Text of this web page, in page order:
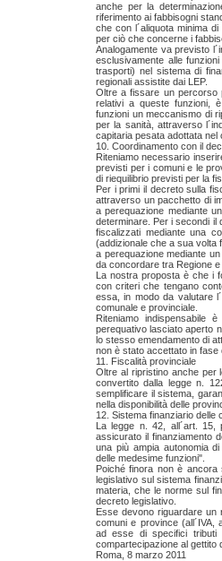
anche per la
riferimento ai fabbisogni
che con l´aliquota minima
per ciò che concerne i
Analogamente va previsto
esclusivamente alle
trasporti) nel sistema di
regionali assistite dai LEP.
Oltre a fissare un percorso
relativi a queste funzioni,
funzioni un meccanismo di
per la sanità, attraverso
capitaria pesata adottata nel
10. Coordinamento con il
Riteniamo necessario
previsti per i comuni e le
di riequilibrio previsti per la
Per i primi il decreto sulla
attraverso un pacchetto di
a perequazione mediante
determinare. Per i secondi il
fiscalizzati mediante una
(addizionale che a sua volta
a perequazione mediante
da concordare tra Regione
La nostra proposta è che i
con criteri che tengano
essa, in modo da valutare
comunale e provinciale.
Riteniamo indispensabile
perequativo lasciato aperto
lo stesso emendamento di
non è stato accettato in
11. Fiscalità provinciale
Oltre al ripristino anche per
convertito dalla legge n.
semplificare il sistema,
nella disponibilità delle
12. Sistema finanziario delle
La legge n. 42, all´art. 15,
assicurato il finanziamento
una più ampia autonomia
delle medesime funzioni".
Poiché finora non è
legislativo sul sistema
materia, che le norme sul
decreto legislativo.
Esse devono riguardare un
comuni e province (all´IVA,
ad esse di specifici tributi
compartecipazione al gettito
Roma, 8 marzo 2011